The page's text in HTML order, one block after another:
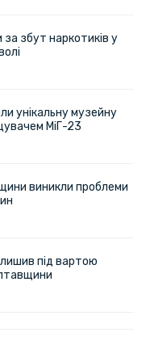
збут наркотиків у
унікальну музейну
МіГ-23
виникли проблеми
під вартою